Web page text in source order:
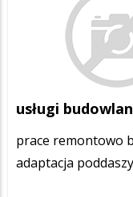
usługi
prace remontowo
adaptacja